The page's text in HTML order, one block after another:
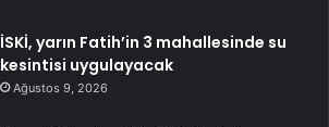
İSKİ, yarın Fatih’in 3 mahallesinde su
kesintisi uygulayacak
Ağustos 9, 2026